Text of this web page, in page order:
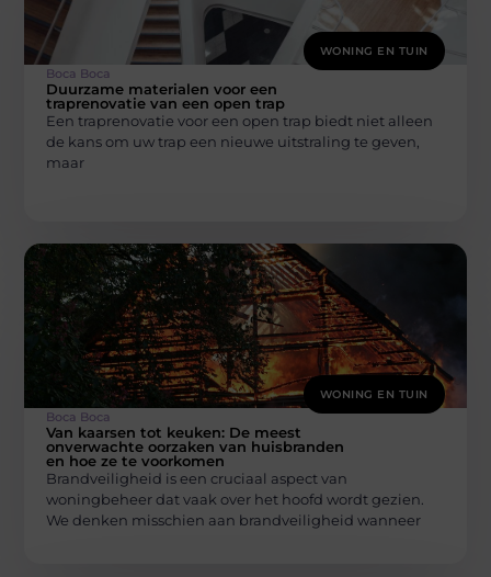
WONING EN TUIN
Boca Boca
Duurzame materialen voor een
traprenovatie van een open trap
Een traprenovatie voor een open trap biedt niet alleen
de kans om uw trap een nieuwe uitstraling te geven,
maar
WONING EN TUIN
Boca Boca
Van kaarsen tot keuken: De meest
onverwachte oorzaken van huisbranden
en hoe ze te voorkomen
Brandveiligheid is een cruciaal aspect van
woningbeheer dat vaak over het hoofd wordt gezien.
We denken misschien aan brandveiligheid wanneer